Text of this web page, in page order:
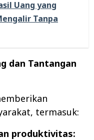
Uang yang
Tanpa
dan Tantangan
termasuk:
produktivitas: